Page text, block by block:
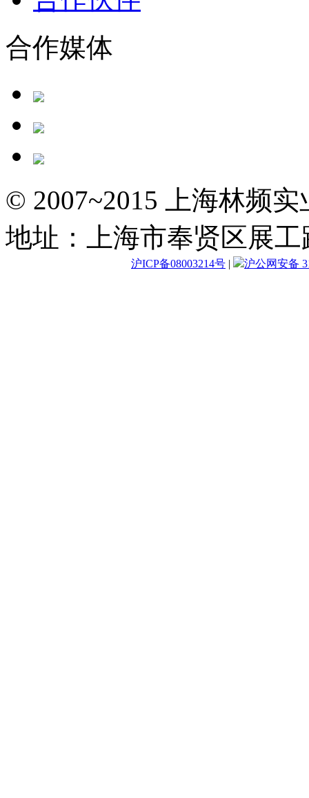
合作媒体
© 2007~2015 上海林频
地址：上海市奉贤区展工
沪ICP备08003214号 | 沪公网安备